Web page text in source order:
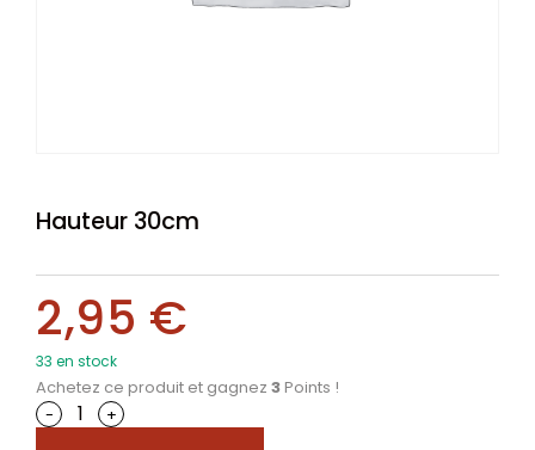
Hauteur 30cm
2,95 €
33 en stock
Achetez ce produit et gagnez 3 Points !
-
+